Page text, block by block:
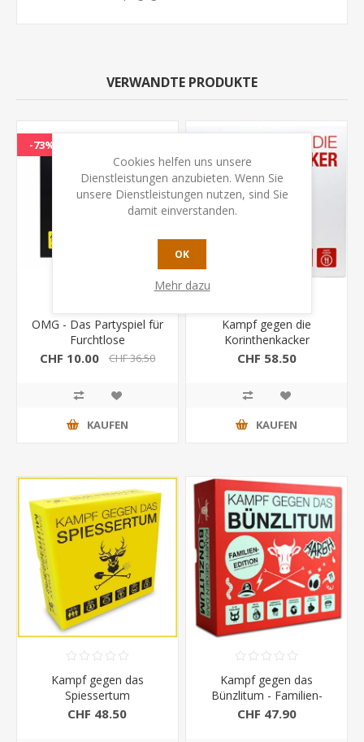
VERWANDTE PRODUKTE
-73%
OMG - Das Partyspiel für
Furchtlose
CHF 10.00 CHF 36.50
KAUFEN
Kampf gegen die
Korinthenkacker
CHF 58.50
KAUFEN
Kampf gegen das
Spiessertum
CHF 48.50
Kampf gegen das
Bünzlitum - Familien-
Edition
CHF 47.90
Cookies helfen uns unsere
Dienstleistungen anzubieten. Wenn Sie
unsere Dienstleistungen nutzen, sind Sie
damit einverstanden.
OK
Mehr dazu